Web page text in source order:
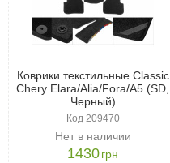
Коврики текстильные Classic
Chery Elara/Alia/Fora/A5 (SD,
Черный)
Код 209470
Нет в наличии
1430грн